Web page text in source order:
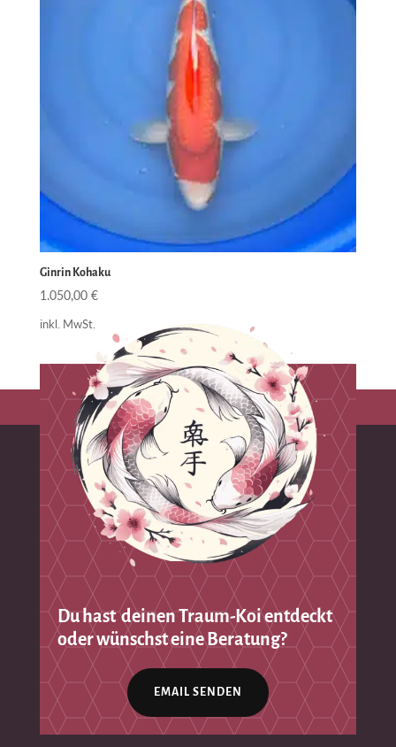
Ginrin Kohaku
1.050,00 €
inkl. MwSt.
Du hast deinen Traum-Koi entdeckt
oder wünschst eine Beratung?
EMAIL SENDEN